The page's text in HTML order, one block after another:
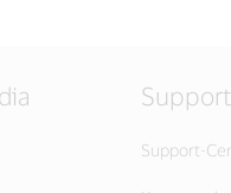
Support
Support-